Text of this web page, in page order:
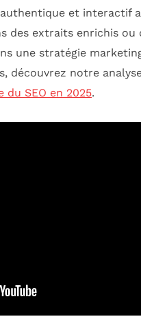
et interactif
des extraits enrichis ou
une stratégie
découvrez notre
du SEO en 2025.